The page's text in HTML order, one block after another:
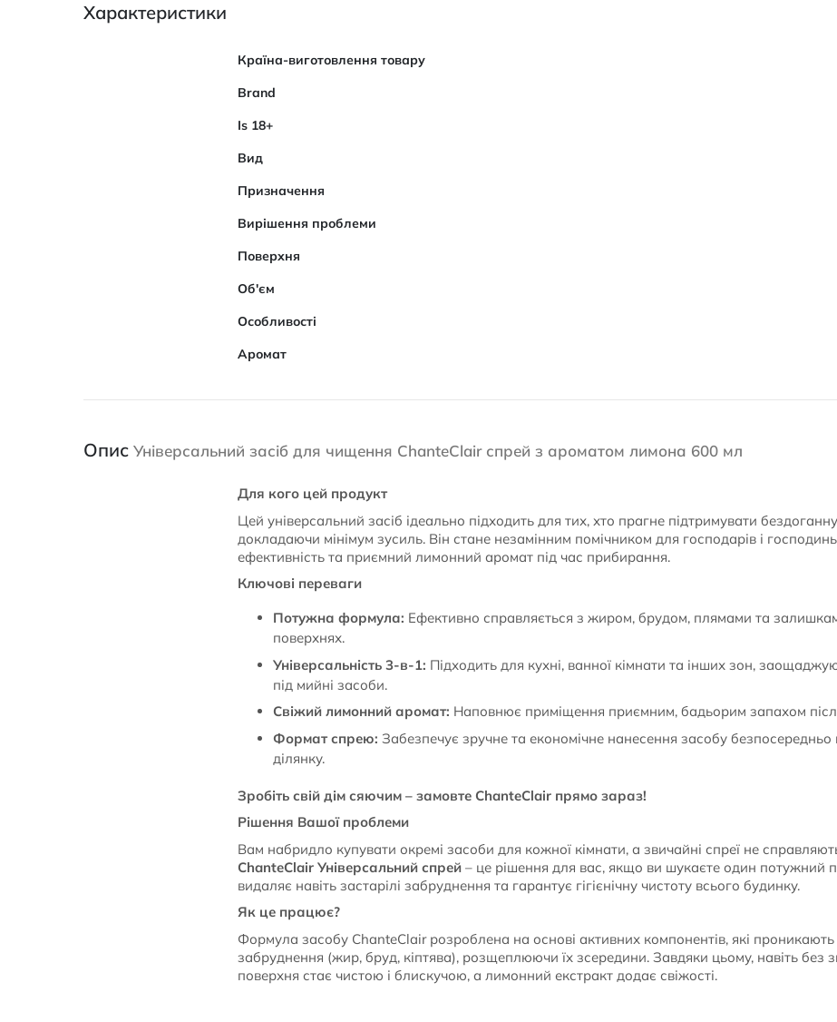
Характеристики
Характеристики
Країна-виготовлення товару
Brand
Is 18+
Вид
Призначення
Вирішення проблеми
Поверхня
Об'єм
Особливості
Аромат
Опис Універсальний засіб для чищення ChanteClair спрей з ароматом лимона 600 мл
Для кого цей продукт
Цей універсальний засіб ідеально підходить для тих, хто прагне підтримувати
докладаючи мінімум зусиль. Він стане незамінним помічником для господарів і господинь,
ефективність та приємний лимонний аромат під час прибирання.
Ключові переваги
Потужна формула: Ефективно справляється з жиром, брудом, плямами та
поверхнях.
Універсальність 3-в-1: Підходить для кухні, ванної кімнати та інших зон,
під мийні засоби.
Свіжий лимонний аромат: Наповнює приміщення приємним, бадьорим запахом
Формат спрею: Забезпечує зручне та економічне нанесення засобу
ділянку.
Зробіть свій дім сяючим – замовте ChanteClair прямо зараз!
Рішення Вашої проблеми
Вам набридло купувати окремі засоби для кожної кімнати, а звичайні спреї не
ChanteClair Універсальний спрей – це рішення для вас, якщо ви шукаєте один потужний
видаляє навіть застарілі забруднення та гарантує гігієнічну чистоту всього будинку.
Як це працює?
Формула засобу ChanteClair розроблена на основі активних компонентів, які проникають
забруднення (жир, бруд, кіптява), розщеплюючи їх зсередини. Завдяки цьому, навіть без
поверхня стає чистою і блискучою, а лимонний екстракт додає свіжості.